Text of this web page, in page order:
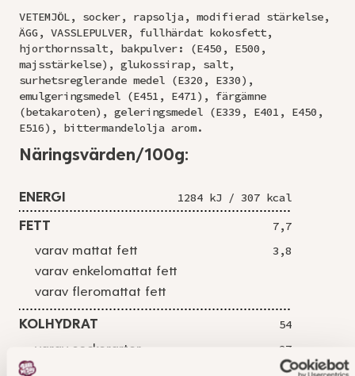
VETEMJÖL, socker, rapsolja, modifierad stärkelse,
ÄGG, VASSLEPULVER, fullhärdat kokosfett,
hjorthornssalt, bakpulver: (E450, E500,
majsstärkelse), glukossirap, salt,
surhetsreglerande medel (E320, E330),
emulgeringsmedel (E451, E471), färgämne
(betakaroten), geleringsmedel (E339, E401, E450,
E516), bittermandelolja arom.
Näringsvärden/100g:
ENERGI
1284 kJ / 307 kcal
FETT
7,7
varav mattat fett
3,8
varav enkelomattat fett
varav fleromattat fett
KOLHYDRAT
54
varav sockerarter
27